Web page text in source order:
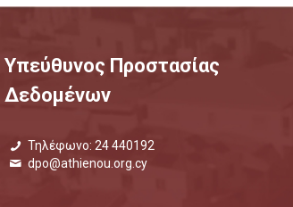
Υπεύθυνος Προστασίας
Δεδομένων
Τηλέφωνο: 24 440192
dpo@athienou.org.cy